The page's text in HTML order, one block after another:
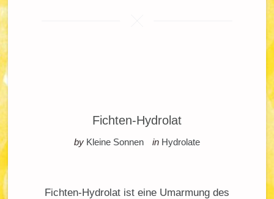
Fichten-Hydrolat
by Kleine Sonnen in Hydrolate
Fichten-Hydrolat ist eine Umarmung des